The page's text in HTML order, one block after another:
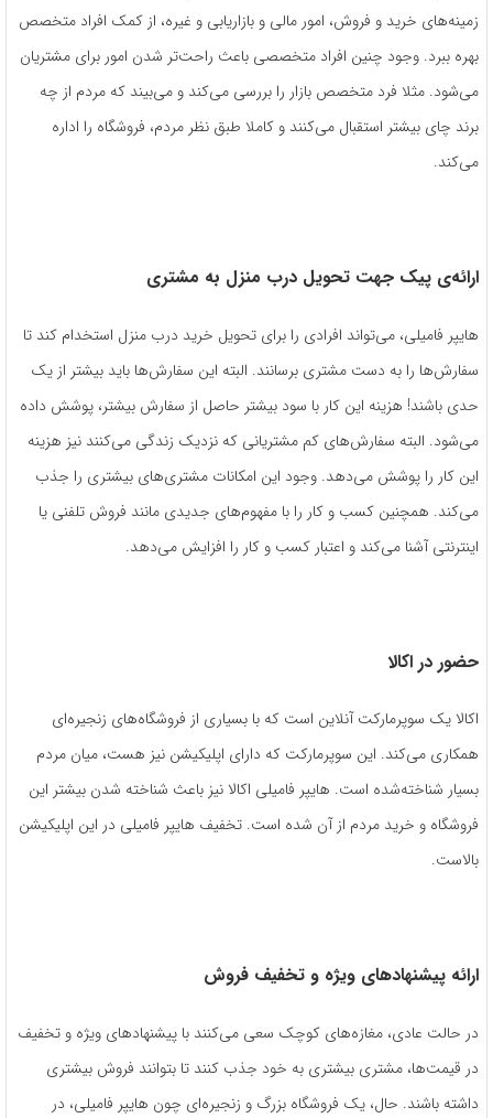
زمینه‌ها‌ی خرید و فروش، امور مالی و بازاریابی و غیره، از کمک افراد متخصص
بهره ببرد. وجود چنین افراد متخصصی باعث راحت‌تر شدن امور برای مشتریان
می‌شود. مثلا فرد متخصص بازار را بررسی می‌کند و می‌بیند که مردم از چه
برند چای بیشتر استقبال می‌کنند و کاملا طبق نظر مردم، فروشگاه را اداره
می‌کند.
ارائه‌ی پیک جهت تحویل درب منزل به مشتری
هایپر فامیلی، می‌تواند افرادی را برای تحویل خرید درب منزل استخدام کند تا
سفارش‌ها را به دست مشتری برسانند. البته این سفارش‌ها باید بیشتر از یک
حدی باشند! هزینه این کار با سود بیشتر حاصل از سفارش بیشتر، پوشش داده
می‌شود. البته سفارش‌های کم مشتریانی که نزدیک زندگی می‌کنند نیز هزینه‌
این کار را پوشش می‌دهد. وجود این امکانات مشتری‌های بیشتری را جذب
می‌کند. همچنین کسب‌ و کار را با مفهوم‌های جدیدی مانند فروش تلفنی یا
اینترنتی آشنا می‌کند و اعتبار کسب ‌و کار را افزایش می‌دهد.
حضور در اکالا
اکالا یک سوپرمارکت آنلاین است که با بسیاری از فروشگاه‌های زنجیره‌ای
همکاری می‌کند. این سوپرمارکت که دارای اپلیکیشن نیز هست، میان مردم
بسیار شناخته‌شده است. هایپر فامیلی اکالا نیز باعث شناخته شدن بیشتر این
فروشگاه و خرید مردم از آن شده است. تخفیف هایپر فامیلی در این اپلیکیشن
بالاست.
ارائه پیشنهاد‌های ویژه‌ و تخفیف فروش
در حالت عادی، مغازه‌های کوچک سعی می‌کنند با پیشنهاد‌های ویژه و تخفیف
در قیمت‌ها، مشتری بیشتری به خود جذب کنند تا بتوانند فروش بیشتری
داشته باشند. حال، یک فروشگاه بزرگ و زنجیره‌ای چون هایپر فامیلی، در